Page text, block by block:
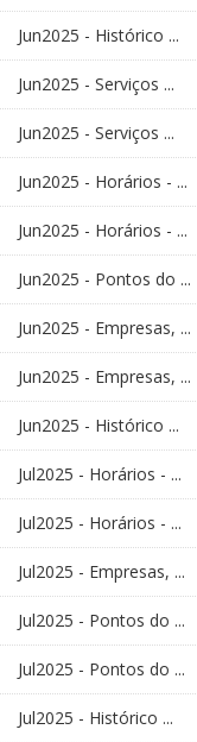
Jun2025 - Histórico ...
Jun2025 - Serviços ...
Jun2025 - Serviços ...
Jun2025 - Horários - ...
Jun2025 - Horários - ...
Jun2025 - Pontos do ...
Jun2025 - Empresas, ...
Jun2025 - Empresas, ...
Jun2025 - Histórico ...
Jul2025 - Horários - ...
Jul2025 - Horários - ...
Jul2025 - Empresas, ...
Jul2025 - Pontos do ...
Jul2025 - Pontos do ...
Jul2025 - Histórico ...